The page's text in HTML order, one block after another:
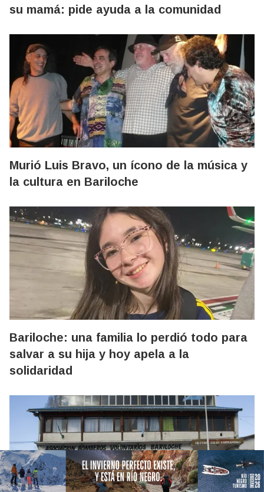
su mamá: pide ayuda a la comunidad
Murió Luis Bravo, un ícono de la música y
la cultura en Bariloche
Bariloche: una familia lo perdió todo para
salvar a su hija y hoy apela a la
solidaridad